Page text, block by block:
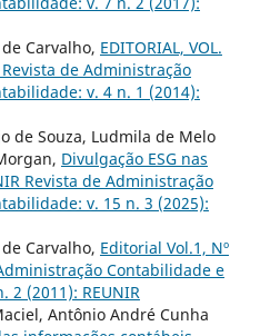
Carvalho, EDITORIAL, VOL.
Revista de Administração
v. 4 n. 1 (2014):
de Souza, Ludmila de Melo
Divulgação ESG nas
Revista de Administração
v. 15 n. 3 (2025):
Carvalho, Editorial Vol.1, Nº
Contabilidade e
2 (2011): REUNIR
Antônio André Cunha